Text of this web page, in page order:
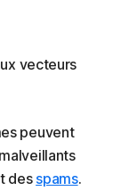
vecteurs
peuvent
des spams.